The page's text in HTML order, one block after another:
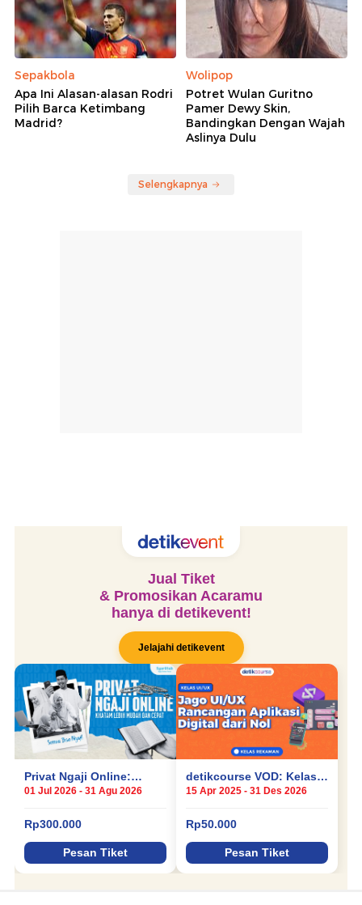
Sepakbola
Apa Ini Alasan-alasan Rodri
Pilih Barca Ketimbang
Madrid?
Wolipop
Potret Wulan Guritno
Pamer Dewy Skin,
Bandingkan Dengan Wajah
Aslinya Dulu
Selengkapnya